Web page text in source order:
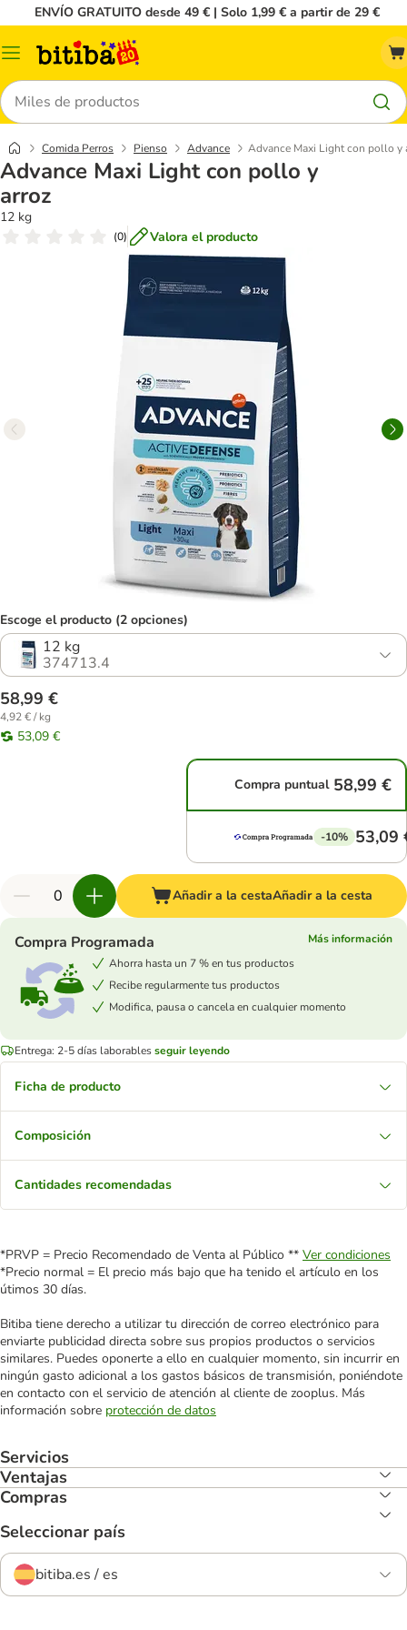
ENVÍO GRATUITO desde 49 € | Solo 1,99 € a partir de 29 €
Menú
Buscar
Comida Perros Pienso Advance Advance Maxi Light con pollo y
Advance Maxi Light con pollo y
arroz
12 kg
(0) Valora el producto
Escoge el producto (2 opciones)
12 kg
374713.4
58,99 €
4,92 € / kg
53,09 €
Compra puntual 58,99 €
-10% 53,09
Añadir a la cestaAñadir a la cesta
Compra Programada
Más información
Ahorra hasta un 7 % en tus productos
Recibe regularmente tus productos
Modifica, pausa o cancela en cualquier momento
Entrega: 2-5 días laborablesseguir leyendo
Ficha de producto
Composición
Cantidades recomendadas
*PRVP = Precio Recomendado de Venta al Público ** Ver condiciones
*Precio normal = El precio más bajo que ha tenido el artículo en los
útimos 30 días.
Bitiba tiene derecho a utilizar tu dirección de correo electrónico para
enviarte publicidad directa sobre sus propios productos o servicios
similares. Puedes oponerte a ello en cualquier momento, sin incurrir en
ningún gasto adicional a los gastos básicos de transmisión, poniéndote
en contacto con el servicio de atención al cliente de zooplus. Más
información sobre protección de datos
Servicios
Ventajas
Compras
Seleccionar país
bitiba.es / es